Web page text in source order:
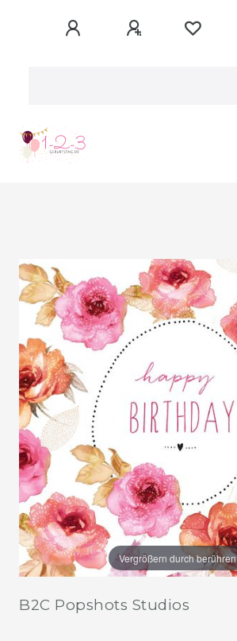
Vergrößern durch berühren
B2C Popshots Studios